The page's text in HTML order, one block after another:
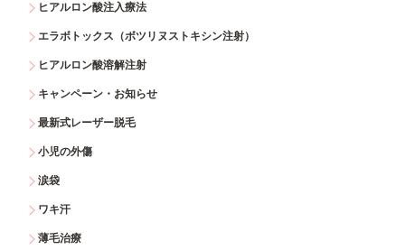
ヒアルロン酸注入療法
エラボトックス（ボツリヌストキシン注射）
ヒアルロン酸溶解注射
キャンペーン・お知らせ
最新式レーザー脱毛
小児の外傷
涙袋
ワキ汗
薄毛治療